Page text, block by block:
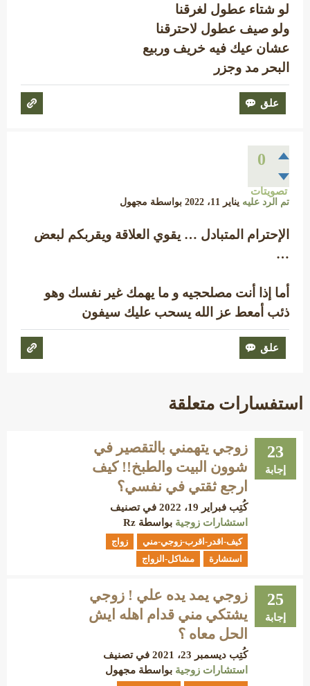
لو شتاء عطول لغرقنا
ولو صيف عطول لاحترقنا
عشان عيك فيه خريف وربيع
البحر مد وجزر
0
تصويتات
تم الرد عليه يناير 11، 2022 بواسطة مجهول
الإحترام المتبادل … يقوي العلاقة ويقربكم لبعض
…
أما إذا أنت مصلحجيه و ما يهمك غير نفسك وهو
ذئب أمعط عز الله يسحب عليك سيفون
استفسارات متعلقة
23
إجابة
زوجي يتهمني بالتقصير في
شوون البيت والطبخ!! كيف
ارجع ثقتي في نفسي؟
كُتِب فبراير 19، 2022
في تصنيف
استشارات زوجية بواسطة Rz
كيف-اقدر-اقرب-زوجي-مني
زواج
استشارة
مشاكل-الزواج
25
إجابة
زوجي يمد يده علي ! زوجي
يشتكي مني قدام اهله ايش
الحل معاه ؟
كُتِب ديسمبر 23، 2021
في تصنيف
استشارات زوجية بواسطة مجهول